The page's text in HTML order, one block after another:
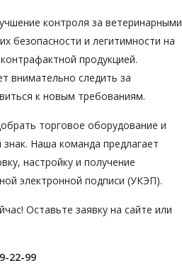
контроля за ветеринарными
безопасности и легитимности на
продукцией.
внимательно следить за
к новым требованиям.
торговое оборудование и
Наша команда предлагает
настройку и получение
электронной подписи (УКЭП).
Оставьте заявку на сайте или
22-99